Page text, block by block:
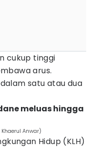
cukup tinggi
arus.
satu atau dua
meluas hingga
Anwar)
Hidup (KLH)